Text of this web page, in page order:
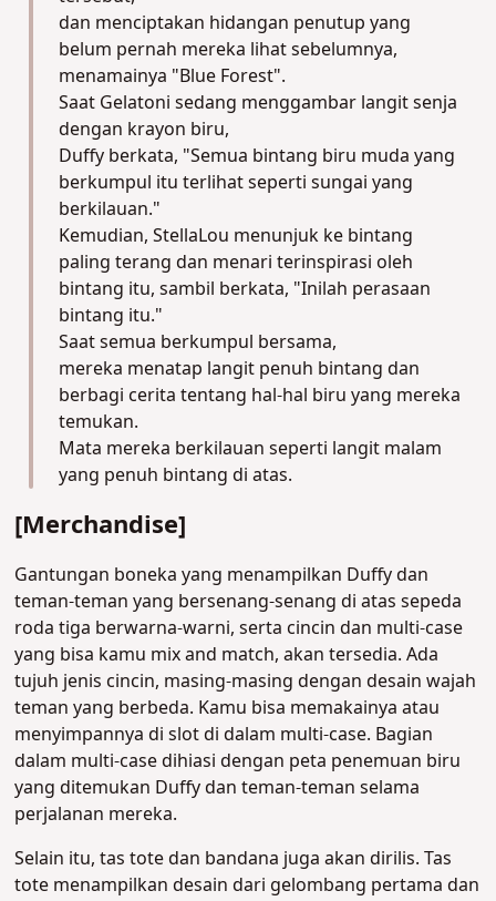
dan menciptakan hidangan penutup yang
belum pernah mereka lihat sebelumnya,
menamainya "Blue Forest".
Saat Gelatoni sedang menggambar langit senja
dengan krayon biru,
Duffy berkata, "Semua bintang biru muda yang
berkumpul itu terlihat seperti sungai yang
berkilauan."
Kemudian, StellaLou menunjuk ke bintang
paling terang dan menari terinspirasi oleh
bintang itu, sambil berkata, "Inilah perasaan
bintang itu."
Saat semua berkumpul bersama,
mereka menatap langit penuh bintang dan
berbagi cerita tentang hal-hal biru yang mereka
temukan.
Mata mereka berkilauan seperti langit malam
yang penuh bintang di atas.
[Merchandise]
Gantungan boneka yang menampilkan Duffy dan
teman-teman yang bersenang-senang di atas sepeda
roda tiga berwarna-warni, serta cincin dan multi-case
yang bisa kamu mix and match, akan tersedia. Ada
tujuh jenis cincin, masing-masing dengan desain wajah
teman yang berbeda. Kamu bisa memakainya atau
menyimpannya di slot di dalam multi-case. Bagian
dalam multi-case dihiasi dengan peta penemuan biru
yang ditemukan Duffy dan teman-teman selama
perjalanan mereka.
Selain itu, tas tote dan bandana juga akan dirilis. Tas
tote menampilkan desain dari gelombang pertama dan